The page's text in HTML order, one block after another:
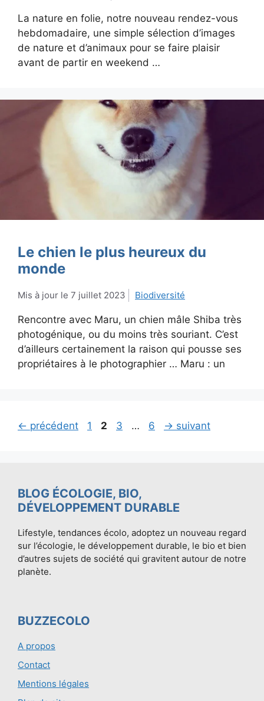
La nature en folie, notre nouveau rendez-vous
hebdomadaire, une simple sélection d’images
de nature et d’animaux pour se faire plaisir
avant de partir en weekend …
Le chien le plus heureux du
monde
7 juillet 2023 Biodiversité
Rencontre avec Maru, un chien mâle Shiba très
photogénique, ou du moins très souriant. C’est
d’ailleurs certainement la raison qui pousse ses
propriétaires à le photographier … Maru : un
← précédent Page
1 Page
2 Page
3 … Page
6 → suivant
BLOG ÉCOLOGIE, BIO,
DÉVELOPPEMENT DURABLE
Lifestyle, tendances écolo, adoptez un nouveau regard
sur l’écologie, le développement durable, le bio et bien
d’autres sujets de société qui gravitent autour de notre
planète.
BUZZECOLO
A propos
Contact
Mentions légales